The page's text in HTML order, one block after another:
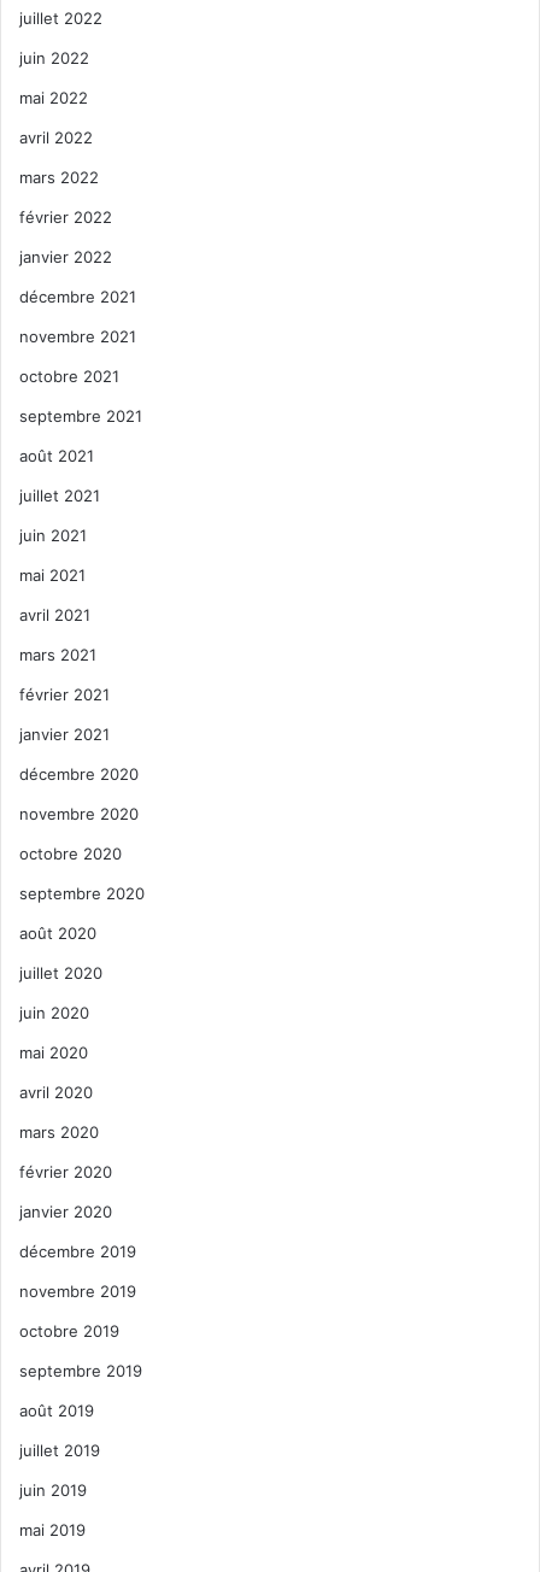
Pompano Beach
juillet 2022
juin 2022
mai 2022
avril 2022
mars 2022
février 2022
janvier 2022
décembre 2021
novembre 2021
octobre 2021
septembre 2021
août 2021
juillet 2021
juin 2021
mai 2021
avril 2021
mars 2021
février 2021
janvier 2021
décembre 2020
novembre 2020
octobre 2020
septembre 2020
août 2020
juillet 2020
juin 2020
mai 2020
avril 2020
mars 2020
février 2020
janvier 2020
décembre 2019
novembre 2019
octobre 2019
septembre 2019
août 2019
juillet 2019
juin 2019
mai 2019